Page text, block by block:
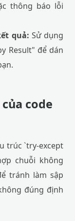
thông báo lỗi
quả: Sử dụng
Result" để dán
code
trúc `try-except
chuỗi không
tránh làm sập
đúng định